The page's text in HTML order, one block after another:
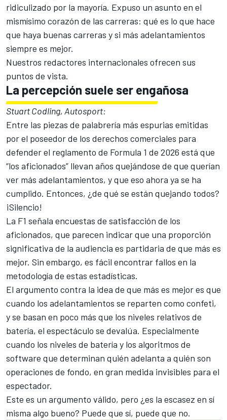
ridiculizado por la mayoría. Expuso un asunto en el
mismísimo corazón de las carreras: qué es lo que hace
que haya buenas carreras y si más adelantamientos
siempre es mejor.
Nuestros redactores internacionales ofrecen sus
puntos de vista.
La percepción suele ser engañosa
Stuart Codling, Autosport:
Entre las piezas de palabrería más espurias emitidas
por el poseedor de los derechos comerciales para
defender el reglamento de Formula 1 de 2026 está que
“los aficionados” llevan años quejándose de que querían
ver más adelantamientos, y que eso ahora ya se ha
cumplido. Entonces, ¿de qué se están quejando todos?
¡Silencio!
La F1 señala encuestas de satisfacción de los
aficionados, que parecen indicar que una proporción
significativa de la audiencia es partidaria de que más es
mejor. Sin embargo, es fácil encontrar fallos en la
metodología de estas estadísticas.
El argumento contra la idea de que más es mejor es que
cuando los adelantamientos se reparten como confeti,
y se basan en poco más que los niveles relativos de
batería, el espectáculo se devalúa. Especialmente
cuando los niveles de batería y los algoritmos de
software que determinan quién adelanta a quién son
operaciones de fondo, en gran medida invisibles para el
espectador.
Este es un argumento válido, pero ¿es la escasez en sí
misma algo bueno? Puede que sí, puede que no.